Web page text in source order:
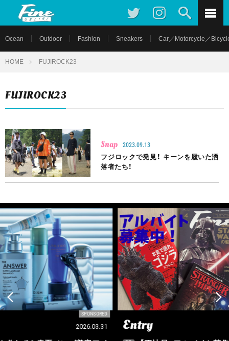
Ocean Outdoor Fashion Sneakers Car／Motorcycle／
HOME FUJIROCK23
FUJIROCK23
Snap 2023.09.13
フジロックで発見！ キーンを履いた洒
落者たち！